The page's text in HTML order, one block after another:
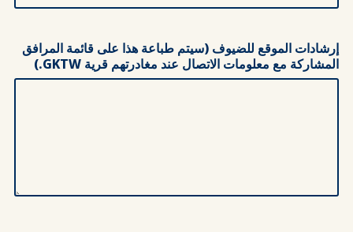
إرشادات الموقع للضيوف (سيتم طباعة هذا على قائمة المرافق
المشاركة مع معلومات الاتصال عند مغادرتهم قرية GKTW.)